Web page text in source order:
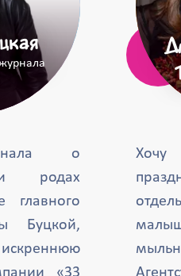
о
и родах
главного
Буцкой,
«33